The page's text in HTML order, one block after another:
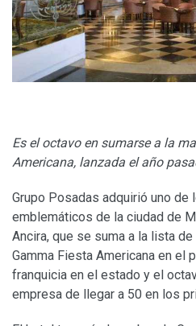
Es el octavo en sumarse a la
Americana, lanzada el año
Grupo Posadas adquirió uno de
emblemáticos de la ciudad de
Ancira, que se suma a la lista
Gamma Fiesta Americana en el
franquicia en el estado y el
empresa de llegar a 50 en los